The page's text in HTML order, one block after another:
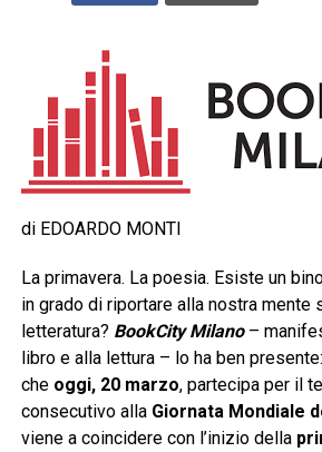
di EDOARDO MONTI
La primavera. La poesia. Esiste un
in grado di riportare alla nostra mente
letteratura? BookCity Milano–
libro e alla lettura – lo ha ben
che oggi, 20 marzo, partecipa per il
consecutivo alla Giornata Mondiale
viene a coincidere con l’inizio della